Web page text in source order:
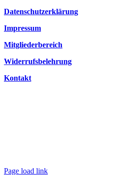
Datenschutzerklärung
Impressum
Mitgliederbereich
Widerrufsbelehrung
Kontakt
Page load link